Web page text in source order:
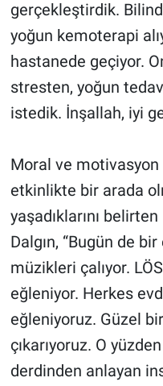
gerçekleştirdik.
yoğun kemoterapi
hastanede geçiyor.
stresten, yoğun
istedik. İnşallah, iyi
Moral ve
etkinlikte bir arada
yaşadıklarını
Dalgın, “Bugün de
müzikleri çalıyor.
eğleniyor. Herkes
eğleniyoruz. Güzel
çıkarıyoruz. O
derdinden anlayan